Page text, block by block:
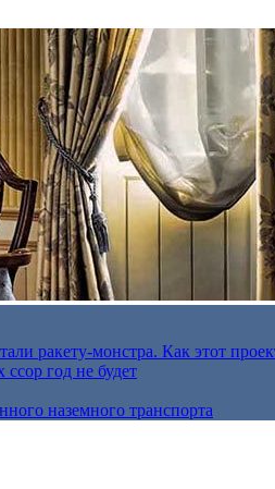
ракету-монстра. Как этот
год не будет
наземного транспорта